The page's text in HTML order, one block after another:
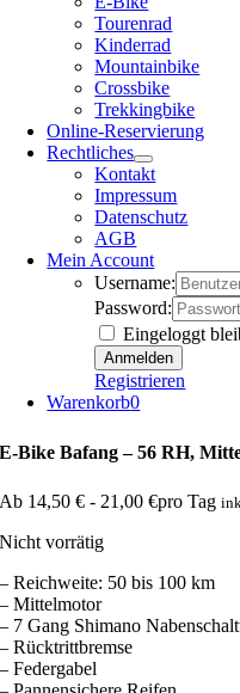
Tourenrad
Kinderrad
Mountainbike
Crossbike
Trekkingbike
Online-Reservierung
Rechtliches
Kontakt
Impressum
Datenschutz
AGB
Mein Account
Username:
Password:
Eingeloggt
Registrieren
Warenkorb0
E-Bike Bafang – 56 RH,
Ab 14,50€ - 21,00€pro Tag
Nicht vorrätig
– Reichweite: 50 bis 100 km
– Mittelmotor
– 7 Gang Shimano
– Rücktrittbremse
– Federgabel